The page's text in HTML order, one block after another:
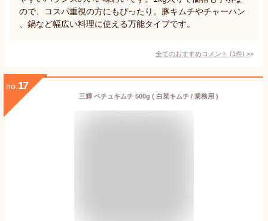
ので、コスパ重視の方にもぴったり。豚キムチやチャーハン
、鍋など幅広い料理に使える万能タイプです。
全てのおすすめコメント (1件) >
no. 17
三輝 ペチュキムチ 500g ( 白菜キムチ / 業務用 )